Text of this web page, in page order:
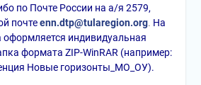
по Почте России на а/я 2579,
почте enn.dtp@tularegion.org. На
оформляется индивидуальная
формата ZIP-WinRAR (например:
Новые горизонты_МО_ОУ).